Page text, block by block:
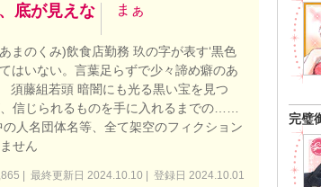
底が見えな
まぁ
まのくみ)飲食店勤務 玖の字が表す‘黒色
はいない。言葉足らずで少々諦め癖のあ
藤組若頭 暗闇にも光る黒い宝を見つ
信じられるものを手に入れるまでの……
人名団体名等、全て架空のフィクション
せん
| 最終更新日 2024.10.10 | 登録日 2024.10.01
完璧